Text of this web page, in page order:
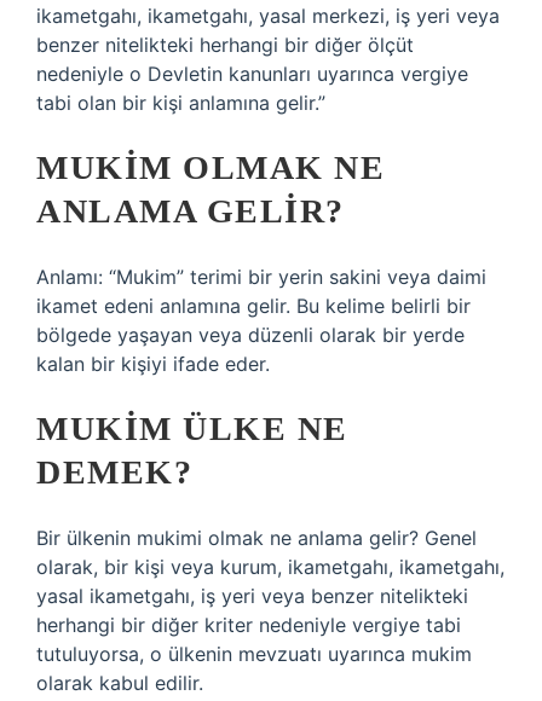
ikametgahı, ikametgahı, yasal merkezi, iş yeri veya
benzer nitelikteki herhangi bir diğer ölçüt
nedeniyle o Devletin kanunları uyarınca vergiye
tabi olan bir kişi anlamına gelir.”
MUKIM OLMAK NE
ANLAMA GELIR?
Anlamı: “Mukim” terimi bir yerin sakini veya daimi
ikamet edeni anlamına gelir. Bu kelime belirli bir
bölgede yaşayan veya düzenli olarak bir yerde
kalan bir kişiyi ifade eder.
MUKIM ÜLKE NE
DEMEK?
Bir ülkenin mukimi olmak ne anlama gelir? Genel
olarak, bir kişi veya kurum, ikametgahı, ikametgahı,
yasal ikametgahı, iş yeri veya benzer nitelikteki
herhangi bir diğer kriter nedeniyle vergiye tabi
tutuluyorsa, o ülkenin mevzuatı uyarınca mukim
olarak kabul edilir.